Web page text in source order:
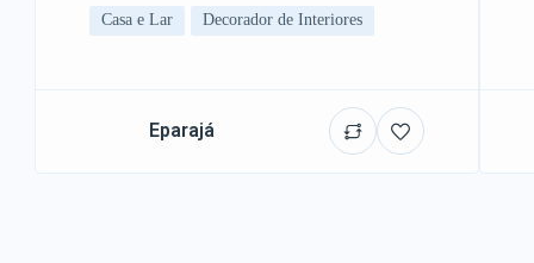
Casa e Lar Decorador de Interiores
Eparajá